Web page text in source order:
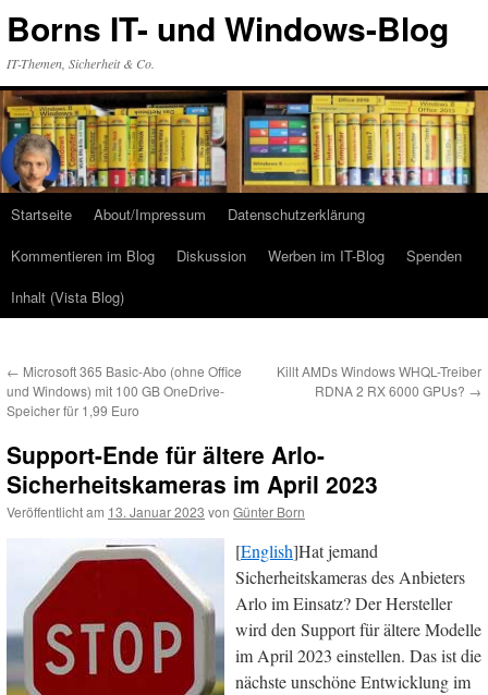
Inhalt
Borns IT- und Windows-Blog
IT-Themen, Sicherheit & Co.
Startseite About/Impressum
Datenschutzerklärung
Kommentieren im Blog
Diskussion Werben im IT-Blog
Spenden
Inhalt (Vista Blog)
← Microsoft 365 Basic-Abo (ohne Office
und Windows) mit 100 GB OneDrive-
Speicher für 1,99 Euro
Killt AMDs Windows WHQL-Treiber
RDNA 2 RX 6000 GPUs? →
Support-Ende für ältere Arlo-
Sicherheitskameras im April 2023
Veröffentlicht am 13. Januar 2023 von Günter Born
[English]Hat jemand
Sicherheitskameras des Anbieters
Arlo im Einsatz? Der Hersteller
wird den Support für ältere Modelle
im April 2023 einstellen. Das ist die
nächste unschöne Entwicklung im